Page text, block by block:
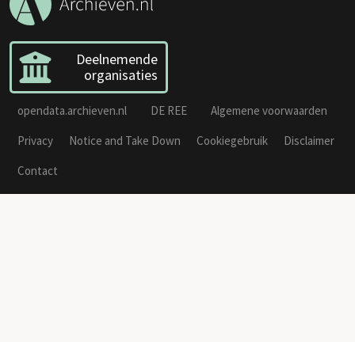
Deelnemende
organisaties
opendata.archieven.nl DE REE
Algemene voorwaarden
Privacy
Notice and Take Down Cookiegebruik
Disclaimer
Contact